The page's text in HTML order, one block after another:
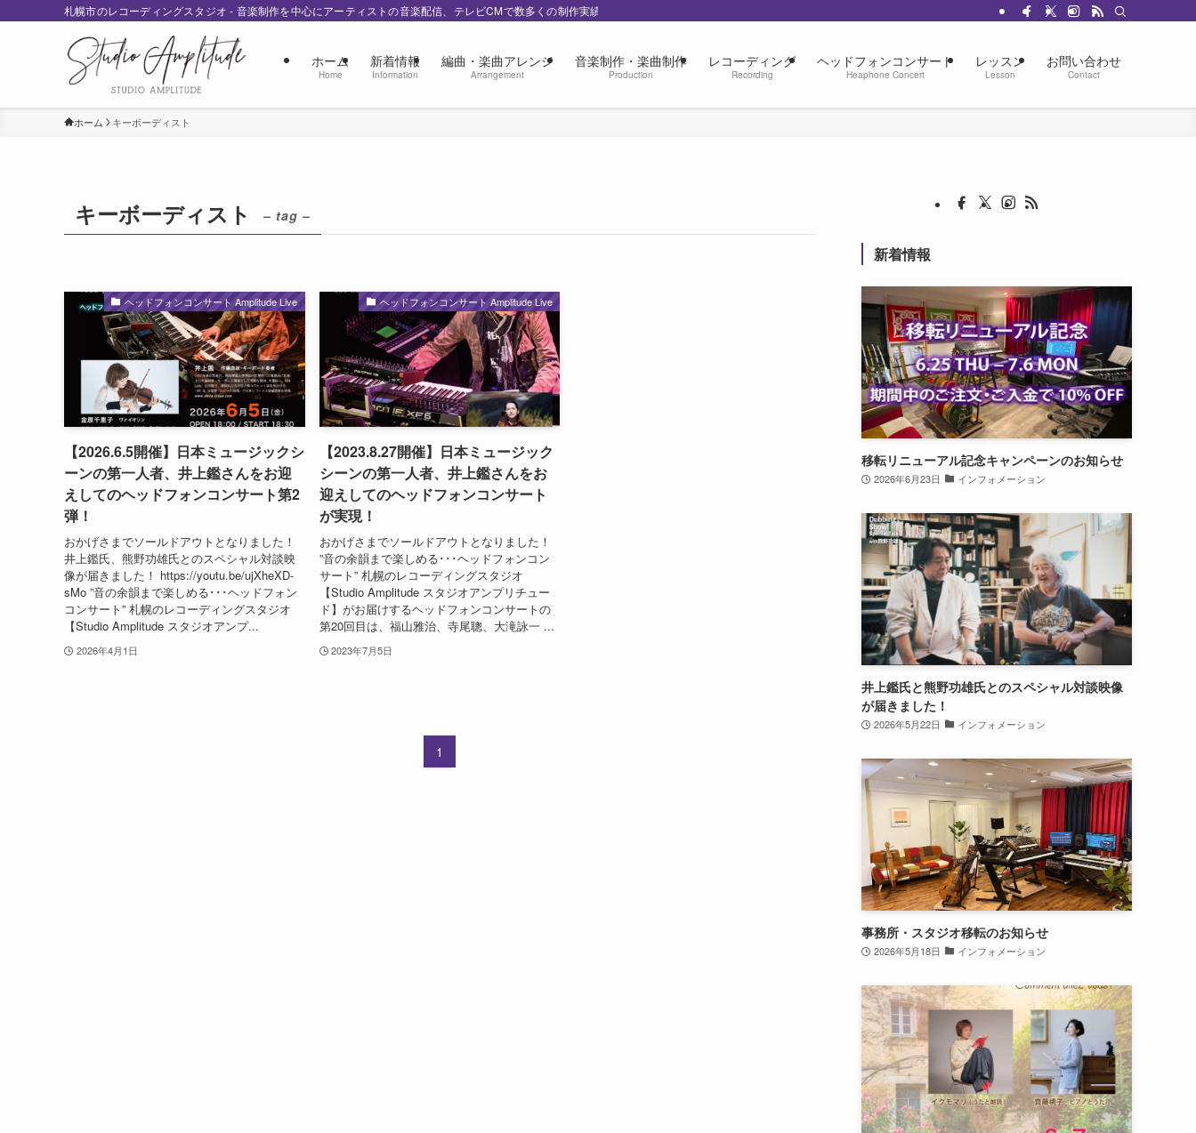
札幌市のレコーディングスタジオ - 音楽制作を中心にアーティストの音楽配信、テレビCMで数多くの制作実績
ホーム
Home
新着情報
Information
編曲・楽曲アレンジ
Arrangement
音楽制作・楽曲制作
Production
レコーディング
Recording
ヘッドフォンコンサート
Heaphone Concert
レッスン
Lesson
お問い合わせ
Contact
ホーム キーボーディスト
キーボーディスト – tag –
ヘッドフォンコンサート Amplitude Live
【2026.6.5開催】日本ミュージックシ
ーンの第一人者、井上鑑さんをお迎
えしてのヘッドフォンコンサート第2
弾！
おかげさまでソールドアウトとなりました！
井上鑑氏、熊野功雄氏とのスペシャル対談映
像が届きました！ https://youtu.be/ujXheXD-
sMo ”音の余韻まで楽しめる･･･ヘッドフォン
コンサート” 札幌のレコーディングスタジオ
【Studio Amplitude スタジオアンプ...
2026年4月1日
ヘッドフォンコンサート Amplitude Live
【2023.8.27開催】日本ミュージック
シーンの第一人者、井上鑑さんをお
迎えしてのヘッドフォンコンサート
が実現！
おかげさまでソールドアウトとなりました！
”音の余韻まで楽しめる･･･ヘッドフォンコン
サート” 札幌のレコーディングスタジオ
【Studio Amplitude スタジオアンプリチュー
ド】がお届けするヘッドフォンコンサートの
第20回目は、福山雅治、寺尾聰、大滝詠一 ...
2023年7月5日
1
新着情報
移転リニューアル記念キャンペーンのお知らせ
2026年6月23日 インフォメーション
井上鑑氏と熊野功雄氏とのスペシャル対談映像
が届きました！
2026年5月22日 インフォメーション
事務所・スタジオ移転のお知らせ
2026年5月18日 インフォメーション